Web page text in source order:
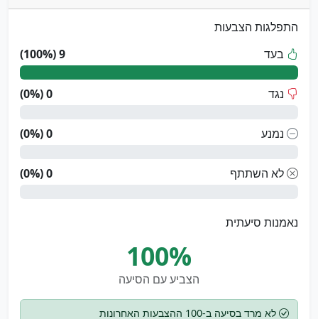
התפלגות הצבעות
בעד
9 (100%)
נגד 0 (0%)
נמנע 0 (0%)
לא השתתף 0 (0%)
נאמנות סיעתית
100%
הצביע עם הסיעה
לא מרד בסיעה ב-100 ההצבעות האחרונות